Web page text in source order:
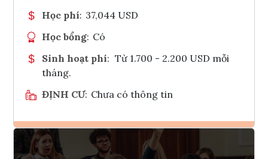
Học phí: 37,044 USD
Học bổng: Có
Sinh hoạt phí: Từ 1.700 - 2.200 USD mỗi
tháng.
ĐỊNH CƯ: Chưa có thông tin
Ghi danh